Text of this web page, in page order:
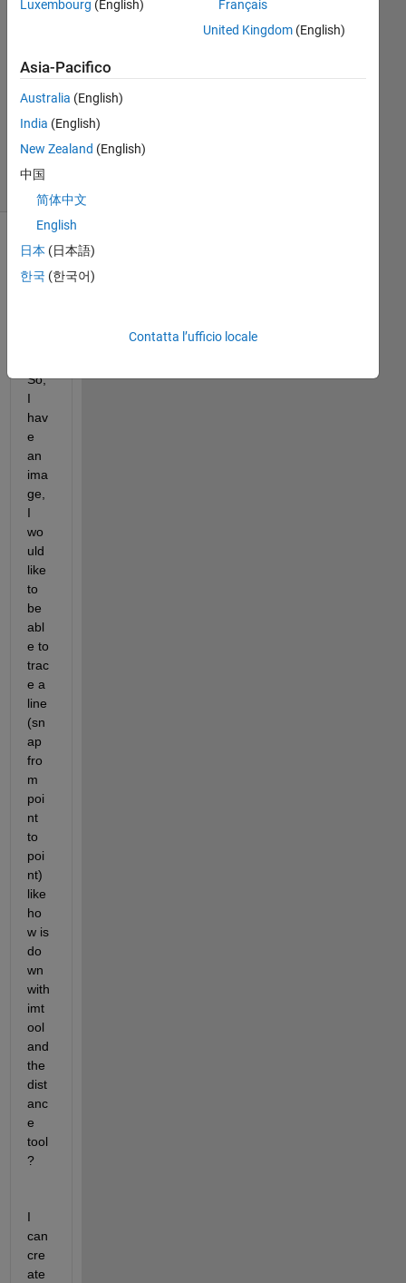
22 Feb
2019
6
Visualizzazioni
So,
I
hav
e
an
ima
ge,
I
wo
uld
like
to
be
abl
e to
trac
e a
line
(sn
ap
fro
m
poi
nt
to
poi
nt)
like
ho
w is
do
wn
with
imt
ool
and
the
dist
anc
e
tool
?
I
can
cre
ate
Luxembourg (English)
Français
United Kingdom(English)
Asia-Pacifico
Australia (English)
India (English)
New Zealand (English)
中国
简体中文
English
日本 (日本語)
한국 (한국어)
Contatta l’ufficio locale